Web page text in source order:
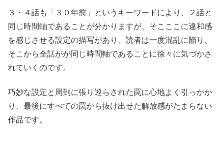
３・４話も「３０年前」というキーワードにより、２話と
同じ時間軸であることが分かりますが、そこここに違和感
を感じさせる設定の描写があり、読者は一度混乱に陥り、
そこから全話がが同じ時間軸であることに徐々に気づかさ
れていくのです。
巧妙な設定と周到に張り巡らされた罠に心地よく引っかか
り、最後にすべての罠から抜け出せた解放感がたまらない
作品です。